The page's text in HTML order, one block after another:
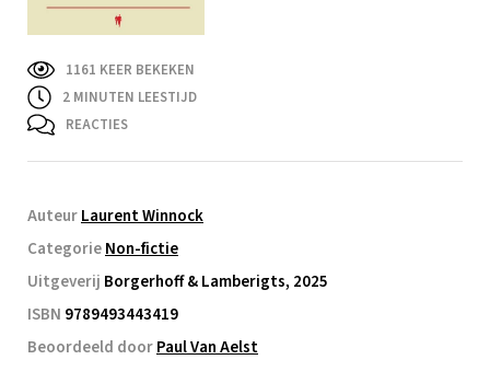
1161 KEER BEKEKEN
2 MINUTEN LEESTIJD
REACTIES
AuteurLaurent Winnock
CategorieNon-fictie
Uitgeverij Borgerhoff & Lamberigts, 2025
ISBN 9789493443419
Beoordeeld doorPaul Van Aelst